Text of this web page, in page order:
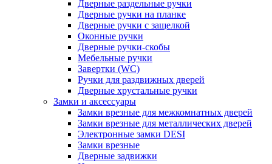
Дверные раздельные ручки
Дверные ручки на планке
Дверные ручки с защелкой
Оконные ручки
Дверные ручки-скобы
Мебельные ручки
Завертки (WC)
Ручки для раздвижных дверей
Дверные хрустальные ручки
Замки и аксессуары
Замки врезные для межкомнатных дверей
Замки врезные для металлических дверей
Электронные замки DESI
Замки врезные
Дверные задвижки